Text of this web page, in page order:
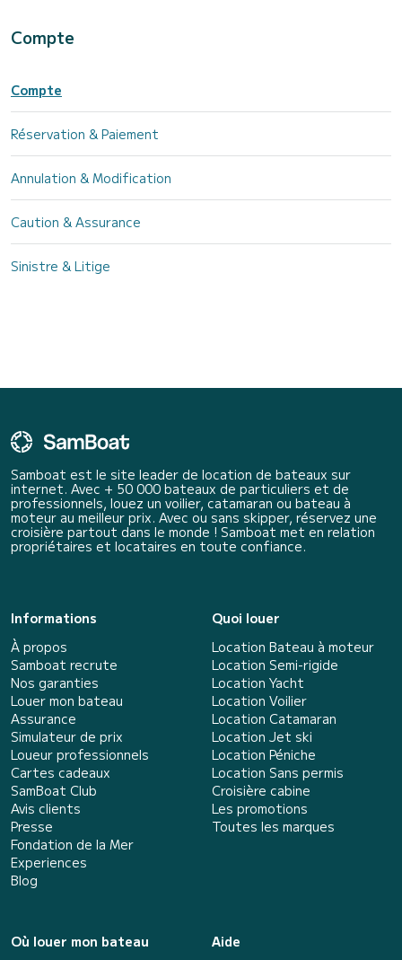
Compte
Compte
Réservation & Paiement
Annulation & Modification
Caution & Assurance
Sinistre & Litige
Samboat est le site leader de location de bateaux sur
internet. Avec + 50 000 bateaux de particuliers et de
professionnels, louez un voilier, catamaran ou bateau à
moteur au meilleur prix. Avec ou sans skipper, réservez une
croisière partout dans le monde ! Samboat met en relation
propriétaires et locataires en toute confiance.
Informations
À propos
Samboat recrute
Nos garanties
Louer mon bateau
Assurance
Simulateur de prix
Loueur professionnels
Cartes cadeaux
SamBoat Club
Avis clients
Presse
Fondation de la Mer
Experiences
Blog
Quoi louer
Location Bateau à moteur
Location Semi-rigide
Location Yacht
Location Voilier
Location Catamaran
Location Jet ski
Location Péniche
Location Sans permis
Croisière cabine
Les promotions
Toutes les marques
Où louer mon bateau
Aide